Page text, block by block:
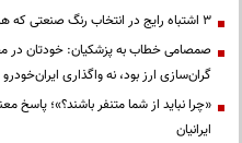
3 اشتباه رایج در انتخاب رنگ صنعتی که هزینه‌اش را سال‌ها می‌پردازید...
صمصامی خطاب به پزشکیان: خودتان در
گران‌سازی ارز بود، نه واگذاری ایران‌خودرو
«چرا نباید از شما متنفر باشند؟»؛ پاسخ
ایرانیان